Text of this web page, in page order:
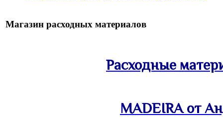
Магазин расходных материалов
Расходные
MADEIRA от